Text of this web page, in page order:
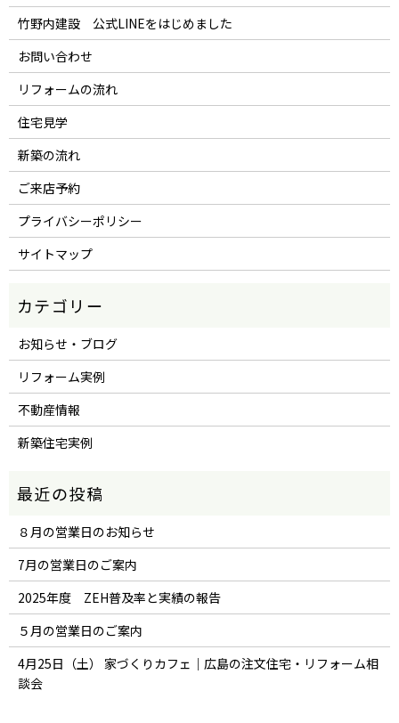
竹野内建設 公式LINEをはじめました
お問い合わせ
リフォームの流れ
住宅見学
新築の流れ
ご来店予約
プライバシーポリシー
サイトマップ
お知らせ・ブログ
リフォーム実例
不動産情報
新築住宅実例
８月の営業日のお知らせ
7月の営業日のご案内
2025年度 ZEH普及率と実績の報告
５月の営業日のご案内
4月25日（土） 家づくりカフェ｜広島の注文住宅・リフォーム相
談会